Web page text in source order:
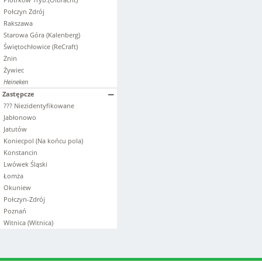
Połczyn Zdrój
Rakszawa
Starowa Góra (Kalenberg)
Świętochłowice (ReCraft)
Żnin
Żywiec
Heineken
Zastępcze
??? Niezidentyfikowane
Jabłonowo
Jatutów
Koniecpol (Na końcu pola)
Konstancin
Lwówek Śląski
Łomża
Okuniew
Połczyn-Zdrój
Poznań
Witnica (Witnica)